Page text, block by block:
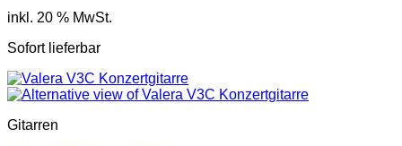
inkl. 20 % MwSt.
Sofort lieferbar
Gitarren